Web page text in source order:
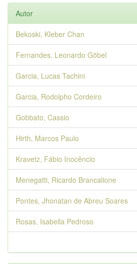
Autor
Bekoski, Kleber Chan
Fernandes, Leonardo Göbel
Garcia, Lucas Tachini
Garcia, Rodolpho Cordeiro
Gobbato, Cassio
Hirth, Marcos Paulo
Kravetz, Fábio Inocêncio
Menegatti, Ricardo Brancalione
Pontes, Jhonatan de Abreu Soares
Rosas, Isabella Pedroso